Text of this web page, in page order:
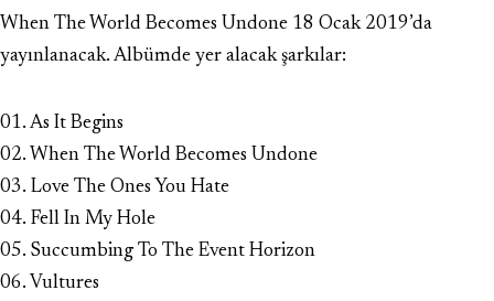
When The World Becomes Undone 18 Ocak 2019’da
yayınlanacak. Albümde yer alacak şarkılar:
01. As It Begins
02. When The World Becomes Undone
03. Love The Ones You Hate
04. Fell In My Hole
05. Succumbing To The Event Horizon
06. Vultures